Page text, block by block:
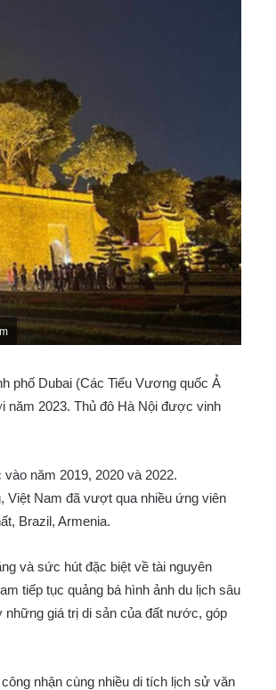
phố Dubai (Các Tiểu Vương quốc Ả
năm 2023. Thủ đô Hà Nội được vinh
năm 2019, 2020 và 2022.
Việt Nam đã vượt qua nhiều ứng viên
Brazil, Armenia.
và sức hút đặc biệt về tài nguyên
tiếp tục quảng bá hình ảnh du lịch sâu
những giá trị di sản của đất nước, góp
nhận cùng nhiều di tích lịch sử văn